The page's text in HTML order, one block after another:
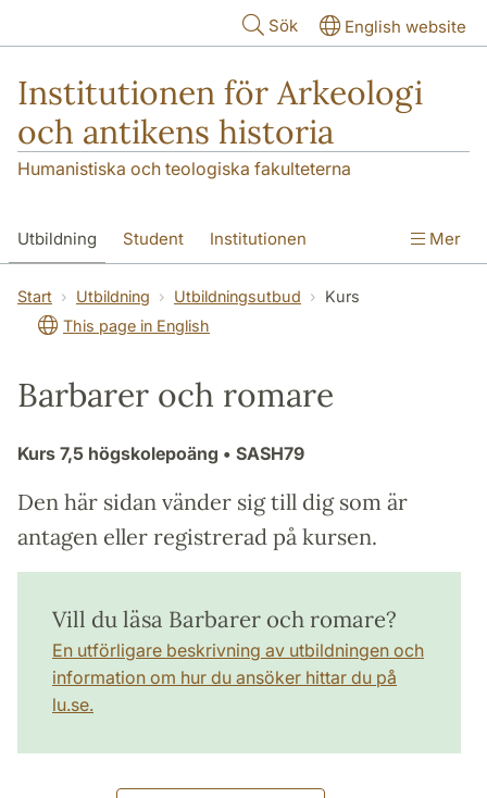
Sök English website
Institutionen för Arkeologi
och antikens historia
Humanistiska och teologiska fakulteterna
Utbildning Student Institutionen
Forskning Kontakt
Mer
Start Utbildning Utbildningsutbud
Kurs
This page in English
Barbarer och romare
Kurs 7,5 högskolepoäng • SASH79
Den här sidan vänder sig till dig som är
antagen eller registrerad på kursen.
Vill du läsa Barbarer och romare?
En utförligare beskrivning av utbildningen och
information om hur du ansöker hittar du på
lu.se.